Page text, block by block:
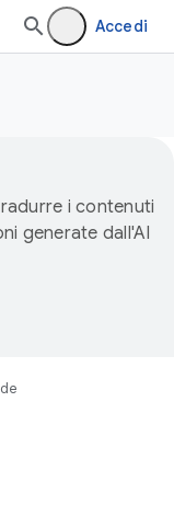
Accedi
i contenuti
generate dall'AI